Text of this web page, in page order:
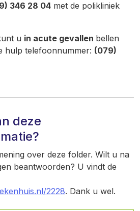
346 28 04 met de polikliniek
u in acute gevallen bellen
hulp telefoonnummer: (079)
deze
over deze folder. Wilt u na
beantwoorden? U vindt de
2228. Dank u wel.